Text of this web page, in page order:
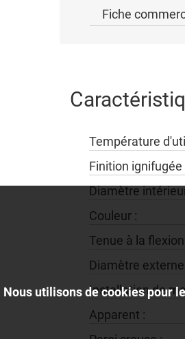
Fiche
température
finition ignifugée
diamètre
couleur :
tenue à la
diamètre
installation de
apparent :
Nous utilisons de cookies pour